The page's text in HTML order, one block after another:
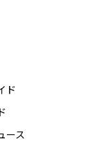
ド
ース